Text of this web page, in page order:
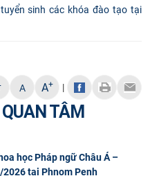
tuyển sinh các khóa đào tạo tại
- A A+ |
TÂM
học Pháp ngữ Châu Á –
tại Phnom Penh